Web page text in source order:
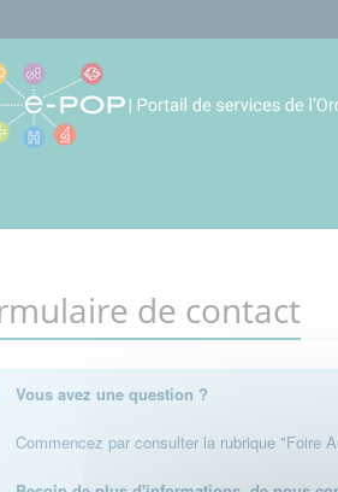
de contact
Vous avez une question ?
Commencez par consulter la rubrique "Foire